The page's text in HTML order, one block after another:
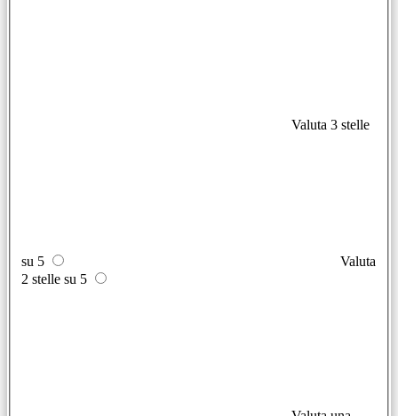
Valuta 3 stelle
su 5
Valuta
2 stelle su 5